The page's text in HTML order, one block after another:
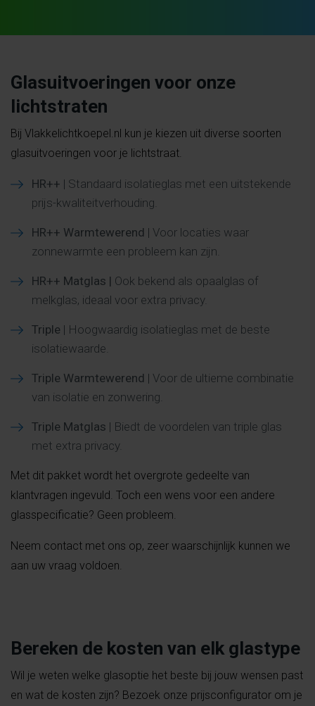
Glasuitvoeringen voor onze
lichtstraten
Bij Vlakkelichtkoepel.nl kun je kiezen uit diverse soorten
glasuitvoeringen voor je lichtstraat.
HR++ | Standaard isolatieglas met een uitstekende
prijs-kwaliteitverhouding.
HR++ Warmtewerend | Voor locaties waar
zonnewarmte een probleem kan zijn.
HR++ Matglas | Ook bekend als opaalglas of
melkglas, ideaal voor extra privacy.
Triple | Hoogwaardig isolatieglas met de beste
isolatiewaarde.
Triple Warmtewerend | Voor de ultieme combinatie
van isolatie en zonwering.
Triple Matglas | Biedt de voordelen van triple glas
met extra privacy.
Met dit pakket wordt het overgrote gedeelte van
klantvragen ingevuld. Toch een wens voor een andere
glasspecificatie? Geen probleem.
Neem contact met ons op, zeer waarschijnlijk kunnen we
aan uw vraag voldoen.
Bereken de kosten van elk glastype
Wil je weten welke glasoptie het beste bij jouw wensen past
en wat de kosten zijn? Bezoek onze prijsconfigurator om je